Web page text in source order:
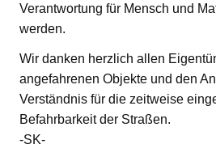
Verantwortung für Mensch und
werden.
Wir danken herzlich allen
angefahrenen Objekte und den
Verständnis für die zeitweise
Befahrbarkeit der Straßen.
-SK-